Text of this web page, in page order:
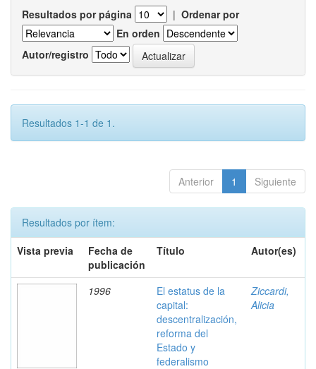
Resultados por página | Ordenar por
En orden
Autor/registro
Resultados 1-1 de 1.
Anterior 1 Siguiente
Resultados por ítem:
Vista previa
Fecha de
publicación
Título Autor(es)
1996
El estatus de la
capital:
descentralización,
reforma del
Estado y
federalismo
Ziccardi,
Alicia